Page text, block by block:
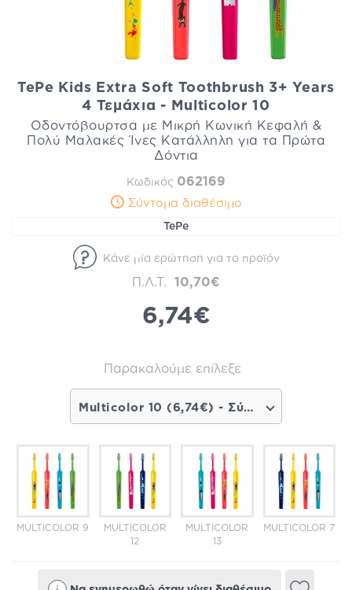
TePe Kids Extra Soft Toothbrush 3+ Years
4 Τεμάχια - Multicolor 10
Οδοντόβουρτσα με Μικρή Κωνική Κεφαλή &
Πολύ Μαλακές Ίνες Κατάλληλη για τα Πρώτα
Δόντια
Κωδικός 062169
Σύντομα διαθέσιμο
TePe
Κάνε μία ερώτηση για το προϊόν
Π.Λ.Τ. 10,70€
6,74€
Παρακαλούμε επίλεξε
Multicolor 10 (6,74€) - Σύντομα διαθέσιμο
MULTICOLOR 9
MULTICOLOR
12
MULTICOLOR
13
MULTICOLOR 7